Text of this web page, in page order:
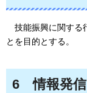
技能振興に関する
とを目的とする。
6 情報発